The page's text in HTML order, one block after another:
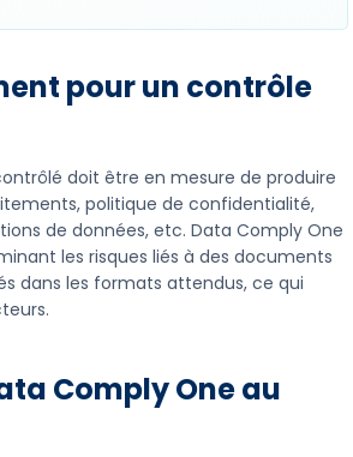
pour un contrôle
doit être en mesure de produire
politique de confidentialité,
de données, etc. Data Comply One
les risques liés à des documents
dans les formats attendus, ce qui
Comply One au